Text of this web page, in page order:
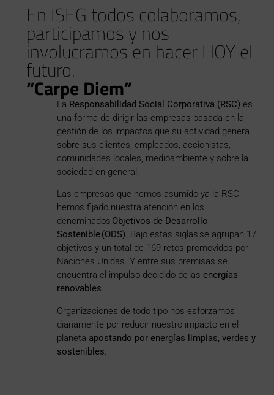
En ISEG todos colaboramos,
participamos y nos
involucramos en hacer HOY el
futuro.
“Carpe Diem”
La Responsabilidad Social Corporativa (RSC) es
una forma de dirigir las empresas basada en la
gestión de los impactos que su actividad genera
sobre sus clientes, empleados, accionistas,
comunidades locales, medioambiente y sobre la
sociedad en general.
Las empresas que hemos asumido ya la RSC
hemos fijado nuestra atención en los
denominados Objetivos de Desarrollo
Sostenible (ODS). Bajo estas siglas se agrupan 17
objetivos y un total de 169 retos promovidos por
Naciones Unidas. Y entre sus premisas se
encuentra el impulso decidido de las energías
renovables.
Organizaciones de todo tipo nos esforzamos
diariamente por reducir nuestro impacto en el
planeta apostando por energías limpias, verdes y
sostenibles.